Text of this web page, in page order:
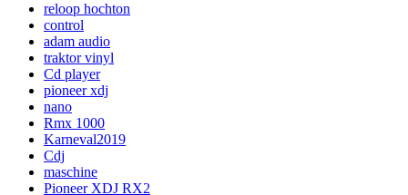
reloop hochton
control
adam audio
traktor vinyl
Cd player
pioneer xdj
nano
Rmx 1000
Karneval2019
Cdj
maschine
Pioneer XDJ RX2